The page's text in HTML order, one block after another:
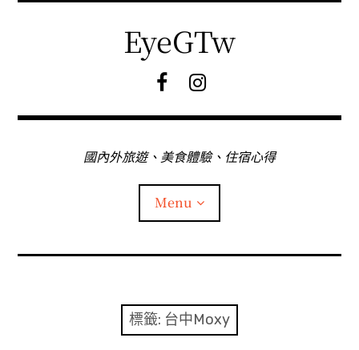
Skip
EyeGTw
F
粉
專
頁
I
國內外旅遊、美食體驗、住宿心得
Menu
標籤: 台中Moxy